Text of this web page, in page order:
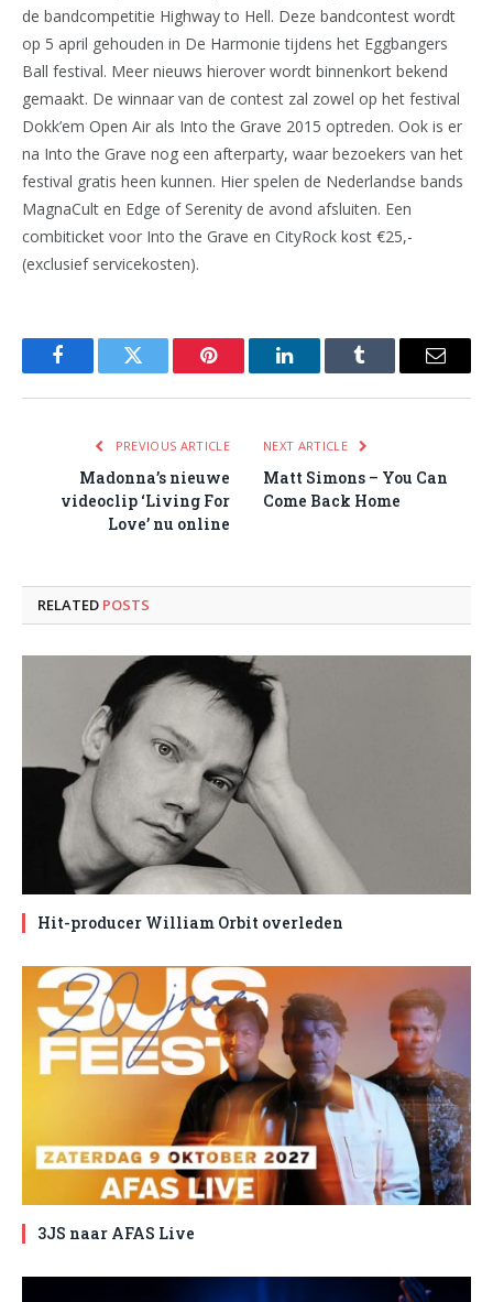
de bandcompetitie Highway to Hell. Deze bandcontest wordt
op 5 april gehouden in De Harmonie tijdens het Eggbangers
Ball festival. Meer nieuws hierover wordt binnenkort bekend
gemaakt. De winnaar van de contest zal zowel op het festival
Dokk’em Open Air als Into the Grave 2015 optreden. Ook is er
na Into the Grave nog een afterparty, waar bezoekers van het
festival gratis heen kunnen. Hier spelen de Nederlandse bands
MagnaCult en Edge of Serenity de avond afsluiten. Een
combiticket voor Into the Grave en CityRock kost €25,-
(exclusief servicekosten).
FacebookTwitter Pinterest LinkedInTumblr Email
PREVIOUS ARTICLE
Madonna’s nieuwe
videoclip ‘Living For
Love’ nu online
NEXT ARTICLE
Matt Simons – You Can
Come Back Home
RELATED POSTS
Hit-producer William Orbit overleden
3JS naar AFAS Live